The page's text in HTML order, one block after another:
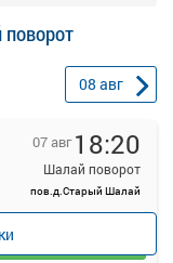
08 авг
07 авг 18:20
Шалай поворот
пов.д.Старый Шалай
цену